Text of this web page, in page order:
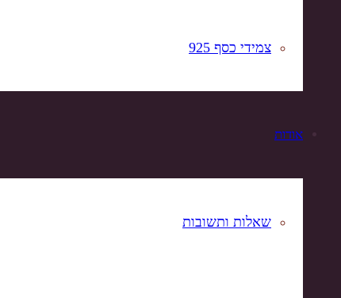
צמידי כסף 925
אודות
שאלות ותשובות